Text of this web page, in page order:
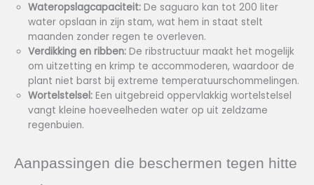
Wateropslagcapaciteit: De saguaro kan tot 200 liter
water opslaan in zijn stam, wat hem in staat stelt
maanden zonder regen te overleven.
Verdikking en ribben: De ribstructuur maakt het mogelijk
om uitzetting en krimp te accommoderen, waardoor de
plant niet barst bij extreme temperatuurschommelingen.
Wortelstelsel: Een uitgebreid oppervlakkig wortelstelsel
vangt kleine hoeveelheden water op uit zeldzame
regenbuien.
Aanpassingen die beschermen tegen hitte